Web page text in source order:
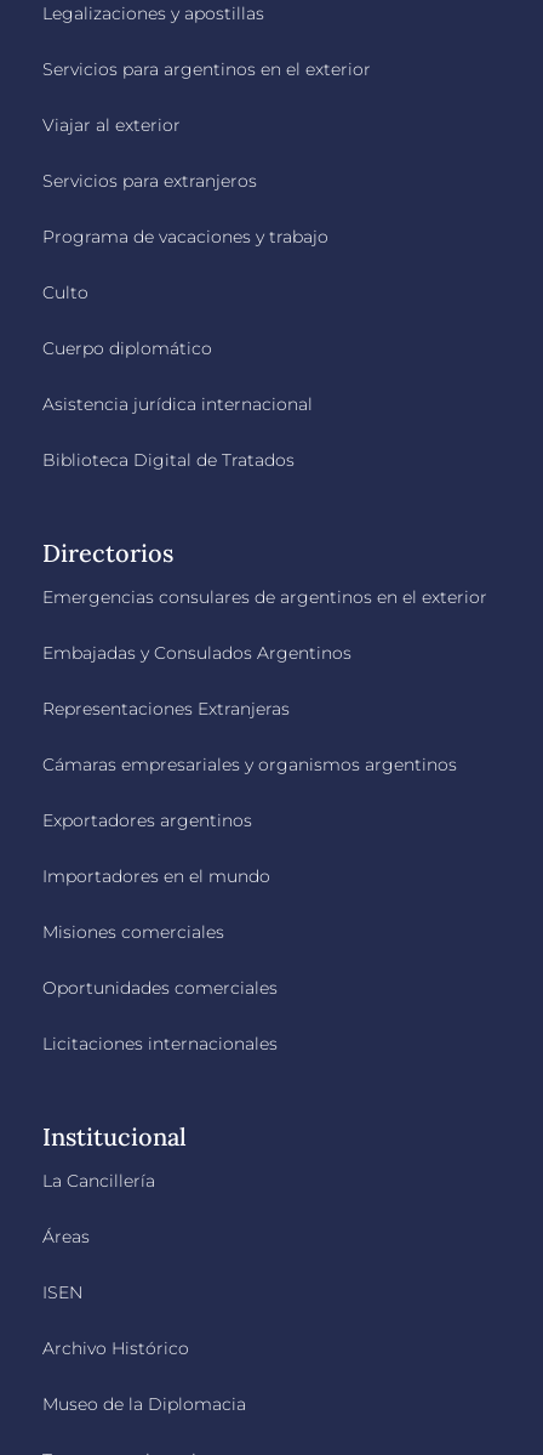
Legalizaciones y apostillas
Servicios para argentinos en el exterior
Viajar al exterior
Servicios para extranjeros
Programa de vacaciones y trabajo
Culto
Cuerpo diplomático
Asistencia jurídica internacional
Biblioteca Digital de Tratados
Directorios
Emergencias consulares de argentinos en el exterior
Embajadas y Consulados Argentinos
Representaciones Extranjeras
Cámaras empresariales y organismos argentinos
Exportadores argentinos
Importadores en el mundo
Misiones comerciales
Oportunidades comerciales
Licitaciones internacionales
Institucional
La Cancillería
Áreas
ISEN
Archivo Histórico
Museo de la Diplomacia